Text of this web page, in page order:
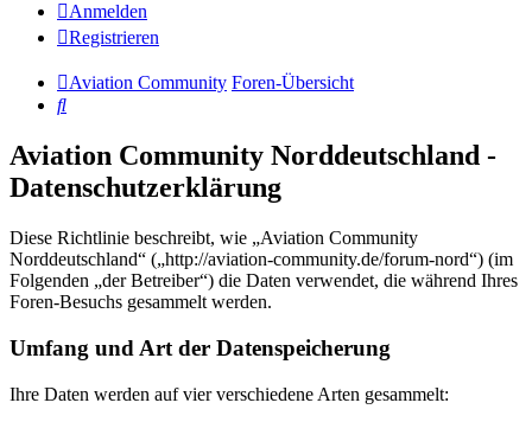
Anmelden
Registrieren
Aviation Community Foren-Übersicht
Suche
Aviation Community Norddeutschland -
Datenschutzerklärung
Diese Richtlinie beschreibt, wie „Aviation Community
Norddeutschland“ („http://aviation-community.de/forum-nord“) (im
Folgenden „der Betreiber“) die Daten verwendet, die während Ihres
Foren-Besuchs gesammelt werden.
Umfang und Art der Datenspeicherung
Ihre Daten werden auf vier verschiedene Arten gesammelt: